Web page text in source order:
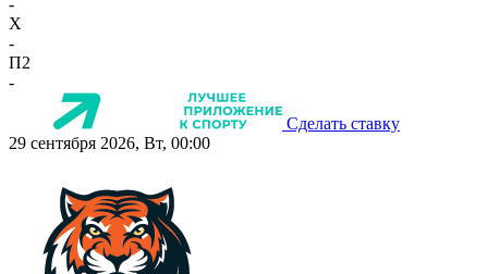
-
X
-
П2
-
Сделать ставку
29 сентября 2026, Вт, 00:00